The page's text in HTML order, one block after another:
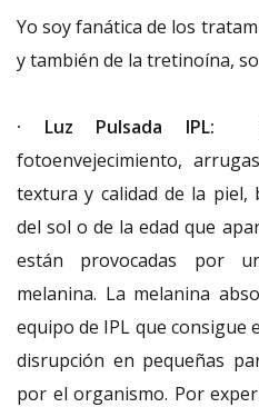
Yo soy fanática de los
y también de la tretinoína,
· Luz Pulsada IPL:
fotoenvejecimiento,
textura y calidad de la piel,
del sol o de la edad que
están provocadas por
melanina. La melanina
equipo de IPL que
disrupción en pequeñas
por el organismo. Por